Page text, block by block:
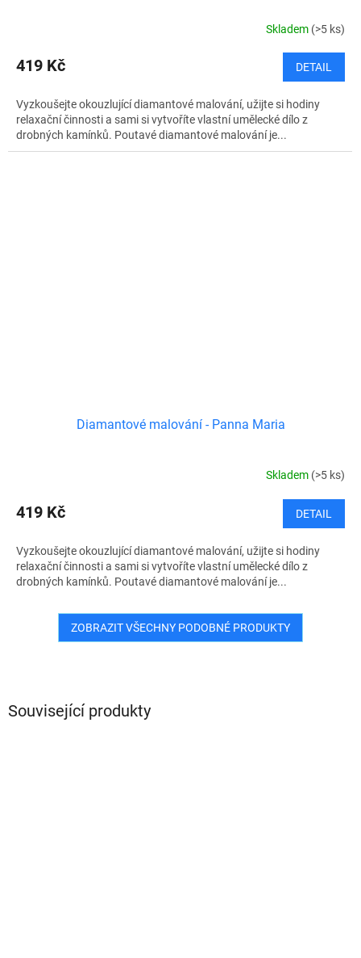
Související produkty
Skladem (>5 ks)
419 Kč DETAIL
Vyzkoušejte okouzlující diamantové malování, užijte si hodiny
relaxační činnosti a sami si vytvoříte vlastní umělecké dílo z
drobných kamínků. Poutavé diamantové malování je...
Diamantové malování - Panna Maria
Skladem (>5 ks)
419 Kč DETAIL
Vyzkoušejte okouzlující diamantové malování, užijte si hodiny
relaxační činnosti a sami si vytvoříte vlastní umělecké dílo z
drobných kamínků. Poutavé diamantové malování je...
ZOBRAZIT VŠECHNY PODOBNÉ PRODUKTY